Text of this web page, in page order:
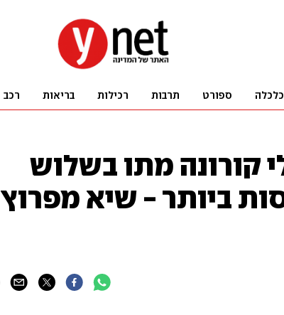
כלכלה ספורט תרבות רכילות בריאות רכב
74 חולי קורונה מתו בשלוש
ביותר - שיא מפרוץ